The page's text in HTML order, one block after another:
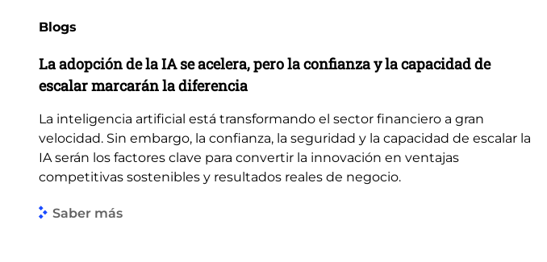
Blogs
La adopción de la IA se acelera, pero la confianza y la capacidad de
escalar marcarán la diferencia
La inteligencia artificial está transformando el sector financiero a gran
velocidad. Sin embargo, la confianza, la seguridad y la capacidad de escalar la
IA serán los factores clave para convertir la innovación en ventajas
competitivas sostenibles y resultados reales de negocio.
Saber más